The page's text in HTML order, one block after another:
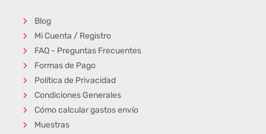
Blog
Mi Cuenta / Registro
FAQ - Preguntas Frecuentes
Formas de Pago
Política de Privacidad
Condiciones Generales
Cómo calcular gastos envío
Muestras